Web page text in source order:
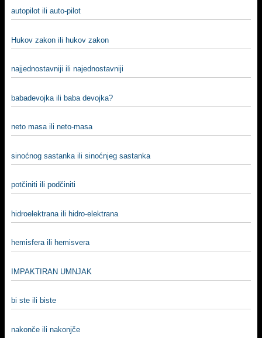
autopilot ili auto-pilot
Hukov zakon ili hukov zakon
najjednostavniji ili najednostavniji
babadevojka ili baba devojka?
neto masa ili neto-masa
sinoćnog sastanka ili sinoćnjeg sastanka
potčiniti ili podčiniti
hidroelektrana ili hidro-elektrana
hemisfera ili hemisvera
IMPAKTIRAN UMNJAK
bi ste ili biste
nakonče ili nakonjče